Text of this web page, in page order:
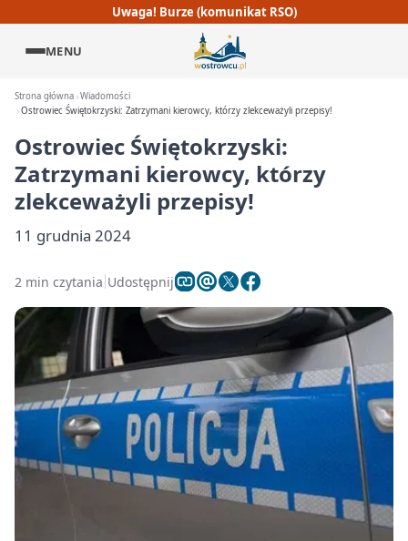
Uwaga! Burze (komunikat RSO)
MENU
Strona główna Wiadomości
Ostrowiec Świętokrzyski: Zatrzymani kierowcy, którzy zlekceważyli przepisy!
Ostrowiec Świętokrzyski:
Zatrzymani kierowcy, którzy
zlekceważyli przepisy!
11 grudnia 2024
2 min czytania Udostępnij